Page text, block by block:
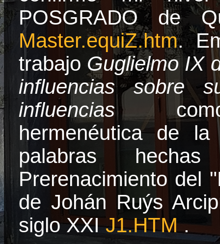
POSGRADO de
Master.equiZ.htm.
trabajo Guglielmo IX
influencias sobre
influencias
hermenéutica de la
palabras
Prerenacimiento del
de Johán Ruýs
siglo XXIJ1.HTM .